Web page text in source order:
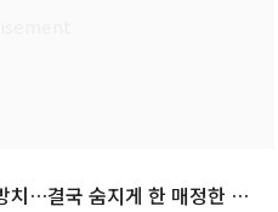
치…결국 숨지게 한 매정한 엄